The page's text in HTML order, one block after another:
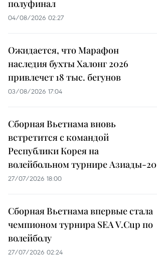
полуфинал
04/08/2026 02:27
Ожидается, что Марафон
наследия бухты Халонг 2026
привлечет 18 тыс. бегунов
03/08/2026 17:04
Сборная Вьетнама вновь
встретится с командой
Республики Корея на
волейбольном турнире Азиады-20
27/07/2026 18:00
Сборная Вьетнама впервые стала
чемпионом турнира SEA V.Cup по
волейболу
27/07/2026 02:24